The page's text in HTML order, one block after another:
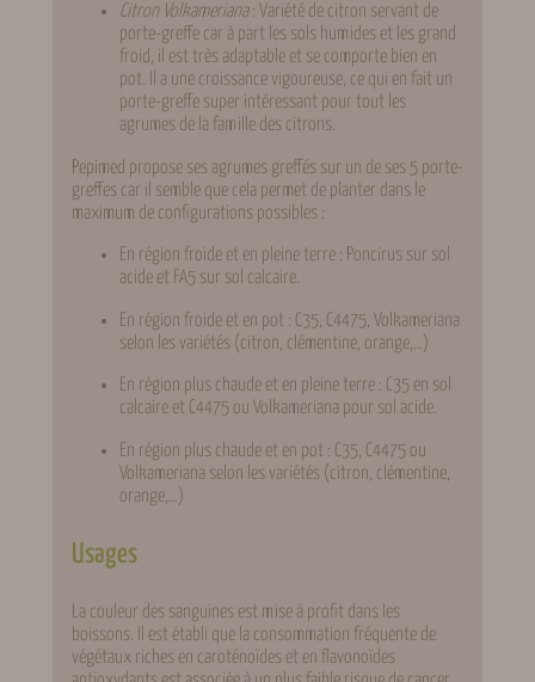
Citron Volkameriana: Variété de citron servant de
porte-greffe car à part les sols humides et les grand
froid, il est très adaptable et se comporte bien en
pot. Il a une croissance vigoureuse, ce qui en fait un
porte-greffe super intéressant pour tout les
agrumes de la famille des citrons.
Pepimed propose ses agrumes greffés sur un de ses 5 porte-
greffes car il semble que cela permet de planter dans le
maximum de configurations possibles :
En région froide et en pleine terre : Poncirus sur sol
acide et FA5 sur sol calcaire.
En région froide et en pot : C35, C4475, Volkameriana
selon les variétés (citron, clémentine, orange,…)
En région plus chaude et en pleine terre : C35 en sol
calcaire et C4475 ou Volkameriana pour sol acide.
En région plus chaude et en pot : C35, C4475 ou
Volkameriana selon les variétés (citron, clémentine,
orange,…)
Usages
La couleur des sanguines est mise à profit dans les
boissons. Il est établi que la consommation fréquente de
végétaux riches en caroténoïdes et en flavonoïdes